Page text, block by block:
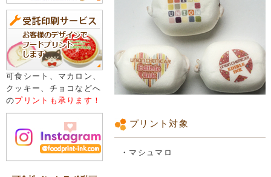
可食シート、マカロン、
クッキー、チョコなどへ
のプリントも承ります！
プリント対象
・マシュマロ